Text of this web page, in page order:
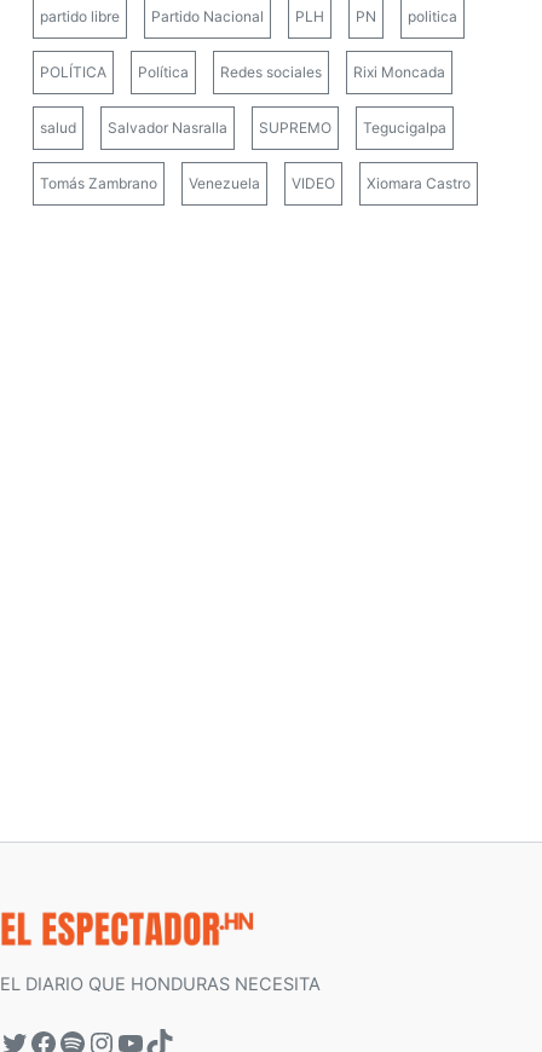
partido libre Partido Nacional PLH PN politica
POLÍTICA Política Redes sociales Rixi Moncada
salud Salvador Nasralla SUPREMO Tegucigalpa
Tomás Zambrano Venezuela VIDEO Xiomara Castro
EL DIARIO QUE HONDURAS NECESITA